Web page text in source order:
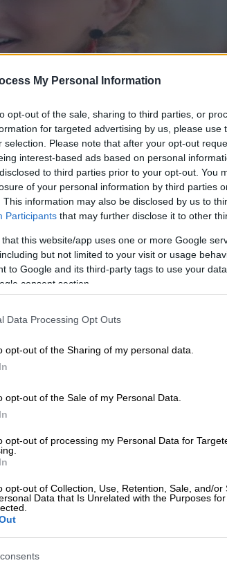
My Personal Information
opt-out of the sale, sharing to third parties, or
for targeted advertising by us, please use
selection. Please note that after your opt-out
interest-based ads based on personal
to third parties prior to your opt-out. You
of your personal information by third parties
This information may also be disclosed by us to
Participants that may further disclose it to other
that this website/app uses one or more Google
but not limited to your visit or usage
to Google and its third-party tags to use your
consent section.
Data Processing Opt Outs
opt-out of the Sharing of my personal data.
opt-out of the Sale of my Personal Data.
opt-out of processing my Personal Data for
opt-out of Collection, Use, Retention, Sale, and/or
Data that Is Unrelated with the Purposes
του γνωστού
Λόγγο Αιγιαλείας.
νεκρήσήμερα το πρωί στο
έσπευσε η αστυνομία.
θάνατο από παθολογικά
η νεκροψία – νεκροτομή.
γνωστή και αγαπητή στην
για μία ενεργή
ενεργή στα
δική της διαδικτυακή